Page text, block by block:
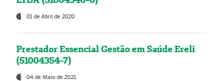
01 de Abril de 2020
Prestador Essencial Gestão em Saúde Ereli
(51004354-7)
04 de Maio de 2021